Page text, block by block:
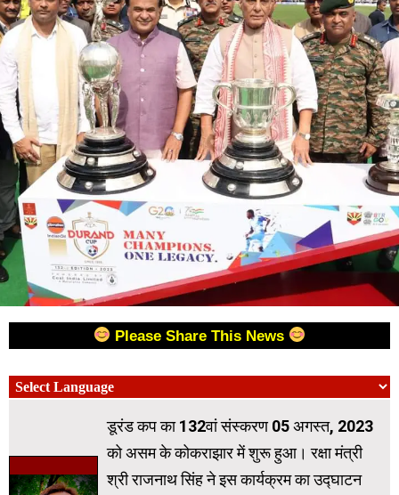
Please Share This News
डूरंड कप का 132वां संस्करण 05 अगस्त, 2023
को असम के कोकराझार में शुरू हुआ। रक्षा मंत्री
श्री राजनाथ सिंह ने इस कार्यक्रम का उद्घाटन